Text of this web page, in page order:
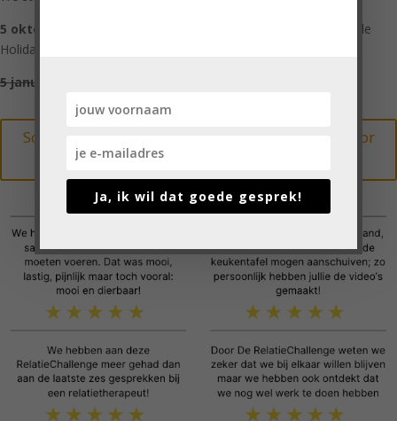
5 oktober 2026
– met Dé RelatieChallenge vallen jullie niet in de
Holiday-Relatie-Dip!
5 januari 2026
Schrijf je hier vrijblijvend in voor de wachtlijst voor
de volgende editie
Ja, ik wil dat goede gesprek!